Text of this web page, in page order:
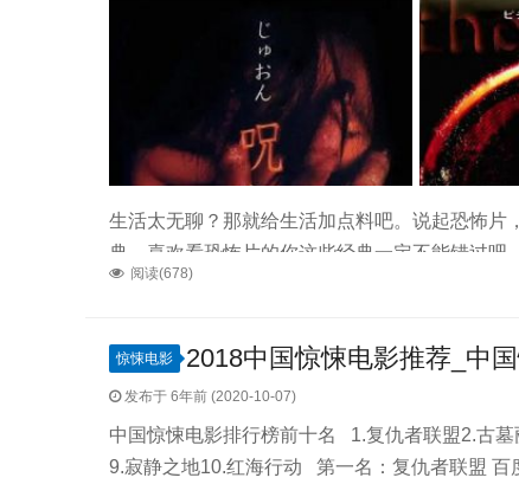
生活太无聊？那就给生活加点料吧。说起恐怖
典，喜欢看恐怖片的你这些经典一定不能错过吧
20034.《怪谈》19645.《鬼娃娃花子》19956.
阅读(678)
惊悚电影 2018中国惊悚电影推荐_中
发布于 6年前 (2020-10-07)
中国惊悚电影排行榜前十名 1.复仇者联盟2.古
9.寂静之地10.红海行动 第一名：复仇者联盟 百